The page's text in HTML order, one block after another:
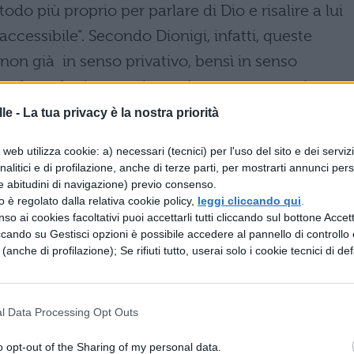
- La tua privacy è la nostra priorità
utilizza cookie: a) necessari (tecnici) per l'uso del sito e dei
e di profilazione, anche di terze parti, per mostrarti annunci
abitudini di navigazione) previo consenso.
è regolato dalla relativa cookie policy, leggi cliccando qui
ai cookies facoltativi puoi accettarli tutti cliccando sul bottone
su Gestisci opzioni è possibile accedere al pannello di controllo
di profilazione); Se rifiuti tutto, userai solo i cookie tecnici di
Data Processing Opt Outs
opt-out of the Sharing of my personal data.
più proprio per parlare di Dio e risalire a lui
Secondo Dionigi, infatti, queste
già in senso privativo, bensì in senso
la teologia negativa può essere concepita
ò super-bene, super-essere, super-vita. Poichè
al di fuori di ogni discorso razionale, solo chi
può unirsi al principio del tutto, all’Uno
conosce più nulla, conosce al di sopra
apofatico resta una conoscenza che
Dio “. Quindi nella ” totale assenza di parole
della mente umana con l’Uno. L’uomo
e perchè ciò sia possibile deve uscire da sè